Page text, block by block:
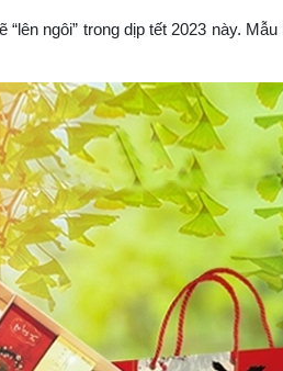
“lên ngôi” trong dịp tết 2023 này.